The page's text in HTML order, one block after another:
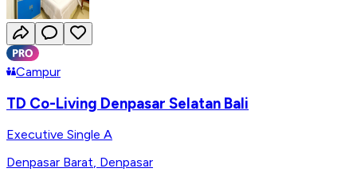
Campur
TD Co-Living Denpasar Selatan Bali
Executive Single A
Denpasar Barat, Denpasar